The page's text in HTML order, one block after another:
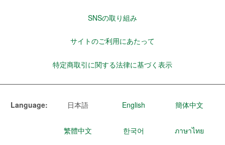
SNSの取り組み
サイトのご利用にあたって
特定商取引に関する法律に基づく表示
Language: 日本語 English 簡体中文
繁體中文 한국어 ภาษาไทย